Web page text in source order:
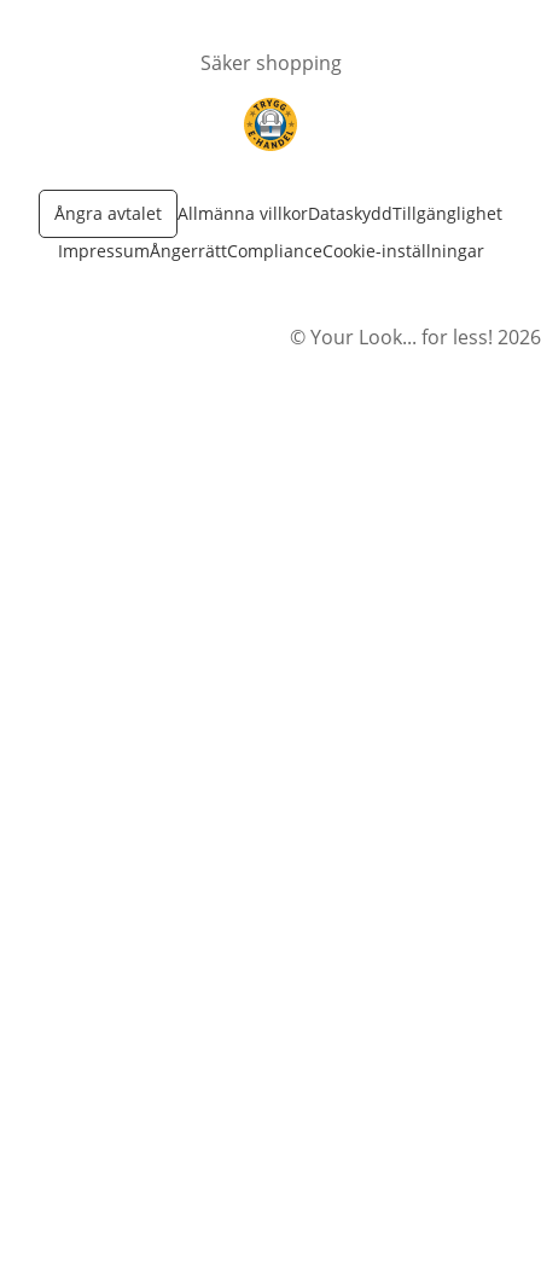
Säker shopping
öppnas i nytt fönster
Ångra avtalet Allmänna villkorDataskyddTillgänglighet
ImpressumÅngerrättComplianceCookie-inställningar
© Your Look... for less! 2026